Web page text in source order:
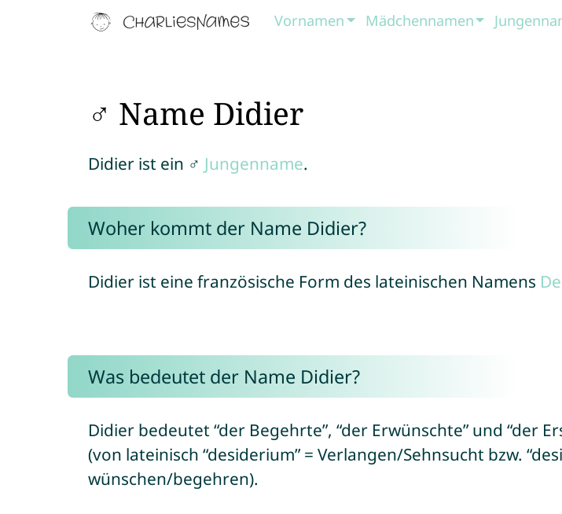
Vornamen Mädchennamen
♂ Name Didier
Didier ist ein ♂ Jungenname.
Woher kommt der Name Didier?
Didier ist eine französische Form des lateinischen Namens
Was bedeutet der Name Didier?
Didier bedeutet “der Begehrte”, “der Erwünschte” und “der
(von lateinisch “desiderium” = Verlangen/Sehnsucht bzw.
wünschen/begehren).